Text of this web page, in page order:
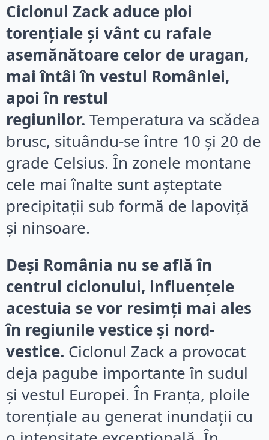
Ciclonul Zack aduce ploi
torențiale și vânt cu rafale
asemănătoare celor de uragan,
mai întâi în vestul României,
apoi în restul
regiunilor. Temperatura va scădea
brusc, situându-se între 10 și 20 de
grade Celsius. În zonele montane
cele mai înalte sunt așteptate
precipitații sub formă de lapoviță
și ninsoare.
Deși România nu se află în
centrul ciclonului, influențele
acestuia se vor resimți mai ales
în regiunile vestice și nord-
vestice. Ciclonul Zack a provocat
deja pagube importante în sudul
și vestul Europei. În Franța, ploile
torențiale au generat inundații cu